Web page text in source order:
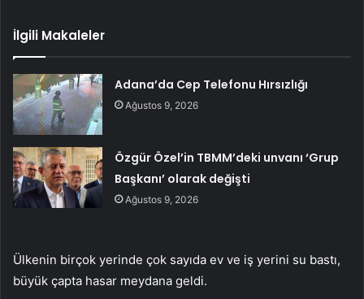
İlgili Makaleler
Adana’da Cep Telefonu Hırsızlığı
Ağustos 9, 2026
Özgür Özel’in TBMM’deki unvanı ‘Grup
Başkanı’ olarak değişti
Ağustos 9, 2026
Ülkenin birçok yerinde çok sayıda ev ve iş yerini su bastı,
büyük çapta hasar meydana geldi.